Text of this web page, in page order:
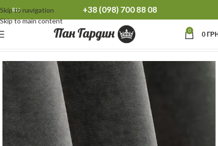
Skip to navigation
Skip to main content
RU +38 (098) 700 88 08
0 0
Главная Плотные шторы